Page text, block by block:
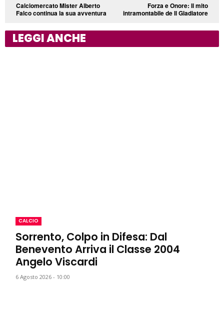
Calciomercato Mister Alberto
Falco continua la sua avventura
Forza e Onore: Il mito
intramontabile de Il Gladiatore
LEGGI ANCHE
CALCIO
Sorrento, Colpo in Difesa: Dal
Benevento Arriva il Classe 2004
Angelo Viscardi
6 Agosto 2026 - 10:00